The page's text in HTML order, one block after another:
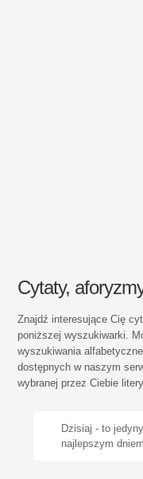
Cytaty,
Znajdź interesujące Cię
poniższej wyszukiwarki.
wyszukiwania
dostępnych w naszym
wybranej przez Ciebie
Dzisiaj - to
najlepszym